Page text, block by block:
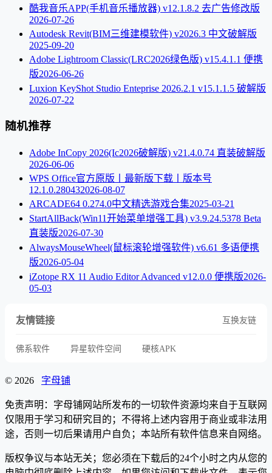
酷我音乐APP(手机音乐播放器) v12.1.8.2 去广告修改版
2026-07-26
Autodesk Revit(BIM三维建模软件) v2026.3 中文破解版
2025-09-20
Adobe Lightroom Classic(LRC2026绿色版) v15.4.1.1 便携
版2026-06-26
Luxion KeyShot Studio Enteprise 2026.2.1 v15.1.1.5 破解版
2026-07-22
随机推荐
Adobe InCopy 2026(Ic2026破解版) v21.4.0.74 直装破解版
2026-06-06
WPS Office官方原版丨最新版下载丨版本号
12.1.0.280432026-08-07
ARCADE64 0.274.0中文精选游戏合集2025-03-21
StartAllBack(Win11开始菜单增强工具) v3.9.24.5378 Beta
直装版2026-07-30
AlwaysMouseWheel(鼠标滚轮增强软件) v6.61 多语便携
版2026-05-04
iZotope RX 11 Audio Editor Advanced v12.0.0 便携版2026-
05-03
友情链接 互换友链
佛系软件 异星软件空间 硬核APK
© 2026 字母铺
免责声明：字母铺网站所发布的一切软件资源均来自于互联网
仅限用于学习和研究目的；不得将上述内容用于商业或非法用
途，否则一切后果请用户自负；本站所有软件信息来自网络。
版权争议与本站无关；您必须在下载后的24个小时之内从您的